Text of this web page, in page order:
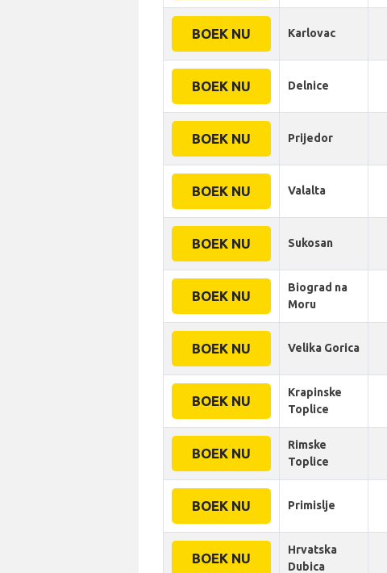
BOEK NU Karlovac
BOEK NU Delnice
BOEK NU Prijedor
BOEK NU Valalta
BOEK NU Sukosan
BOEK NU
Biograd na
Moru
BOEK NU Velika Gorica
BOEK NU
Krapinske
Toplice
BOEK NU
Rimske
Toplice
BOEK NU Primislje
BOEK NU
Hrvatska
Dubica